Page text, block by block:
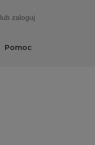
lub zaloguj
Pomoc